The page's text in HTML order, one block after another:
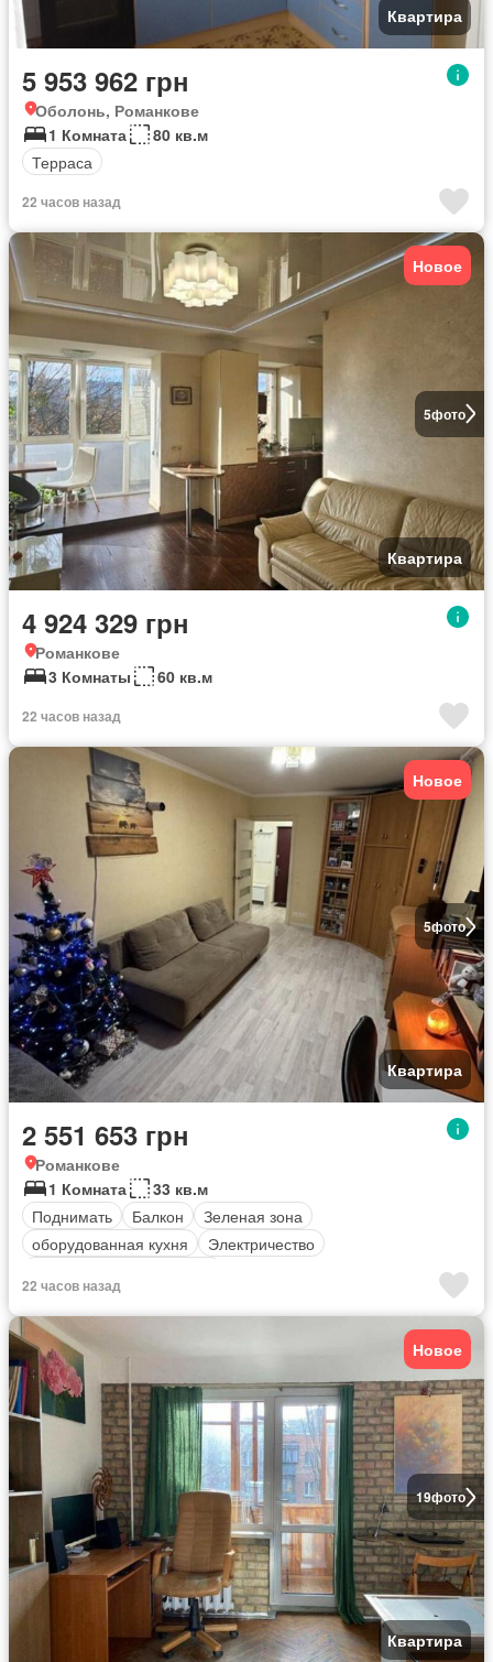
Квартира
5 953 962 грн
Оболонь, Романкове
1 Комната
80 кв.м
Терраса
22 часов назад
5фото
Новое
Квартира
4 924 329 грн
Романкове
3 Комнаты
60 кв.м
22 часов назад
5фото
Новое
Квартира
2 551 653 грн
Романкове
1 Комната
33 кв.м
Поднимать
Балкон
Зеленая зона
оборудованная кухня
Электричество
22 часов назад
19фото
Новое
Квартира